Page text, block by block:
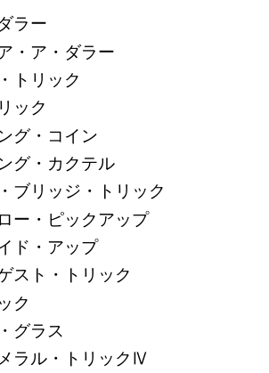
ラー
・ア・ダラー
トリック
ック
グ・コイン
グ・カクテル
ブリッジ・トリック
ー・ピックアップ
ド・アップ
スト・トリック
ク
グラス
ラル・トリックⅣ